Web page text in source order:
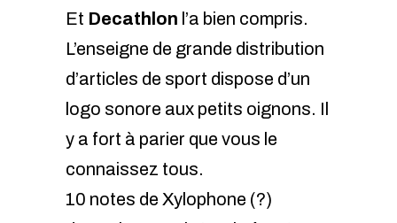
Et Decathlon l’a bien compris.
L’enseigne de grande distribution
d’articles de sport dispose d’un
logo sonore aux petits oignons. Il
y a fort à parier que vous le
connaissez tous.
10 notes de Xylophone (?)